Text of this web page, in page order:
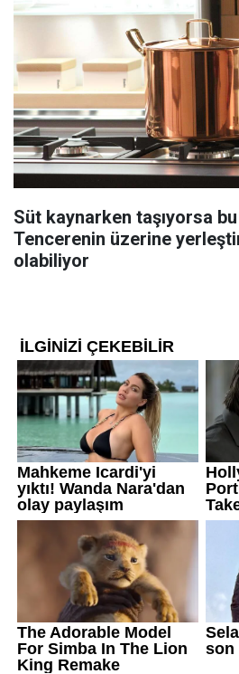
Süt kaynarken taşıyorsa
Tencerenin üzerine
olabiliyor